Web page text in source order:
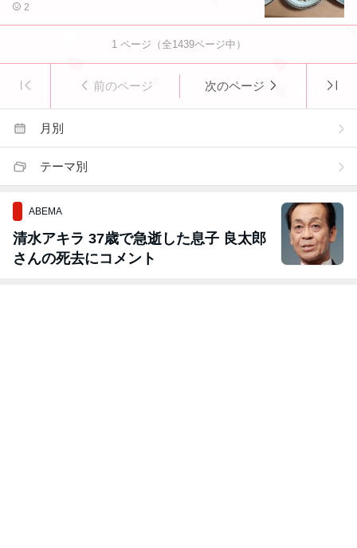
2
1 ページ（全1439ページ中）
前のページ 次のページ
月別
テーマ別
ABEMA
清水アキラ 37歳で急逝した息子 良太郎
さんの死去にコメント